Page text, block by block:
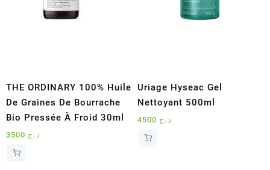
THE ORDINARY 100% Huile
De Graines De Bourrache
Bio Pressée À Froid 30ml
د.ج
Uriage Hyseac Gel
Nettoyant 500ml
د.ج